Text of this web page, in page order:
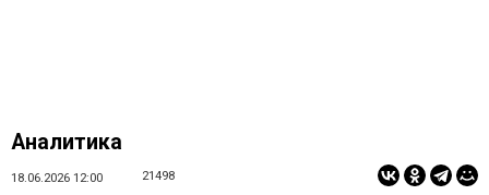
Аналитика
18.06.2026 12:00 21498